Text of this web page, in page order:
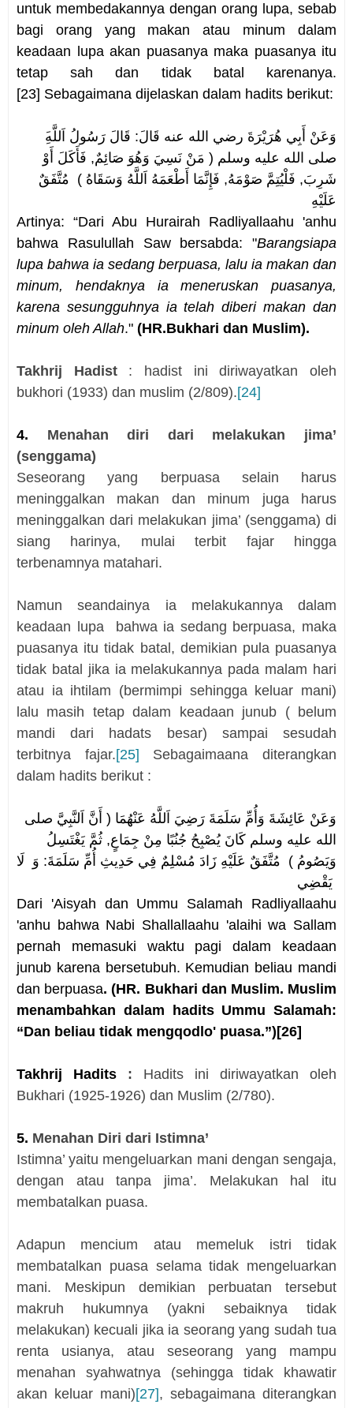
untuk membedakannya dengan orang lupa, sebab
bagi orang yang makan atau minum dalam
keadaan lupa akan puasanya maka puasanya itu
tetap sah dan tidak batal karenanya.
[23] Sebagaimana dijelaskan dalam hadits berikut:
وَعَنْ أَبِي هُرَيْرَةَ رضي الله عنه قَالَ: قَالَ رَسُولُ اَللَّهِ
صلى الله عليه وسلم ( مَنْ نَسِيَ وَهُوَ صَائِمٌ, فَأَكَلَ أَوْ
شَرِبَ, فَلْيُتِمَّ صَوْمَهُ, فَإِنَّمَا أَطْعَمَهُ اَللَّهُ وَسَقَاهُ ) مُتَّفَقٌ
عَلَيْهِ
Artinya: “Dari Abu Hurairah Radliyallaahu 'anhu
bahwa Rasulullah Saw bersabda: "Barangsiapa
lupa bahwa ia sedang berpuasa, lalu ia makan dan
minum, hendaknya ia meneruskan puasanya,
karena sesungguhnya ia telah diberi makan dan
minum oleh Allah." (HR.Bukhari dan Muslim).
Takhrij Hadist: hadist ini diriwayatkan oleh
bukhori (1933) dan muslim (2/809).[24]
4.
Menahan diri dari melakukan jima’
(senggama)
Seseorang yang berpuasa selain harus
meninggalkan makan dan minum juga harus
meninggalkan dari melakukan jima’ (senggama) di
siang harinya, mulai terbit fajar hingga
terbenamnya matahari.
Namun seandainya ia melakukannya dalam
keadaan lupa
bahwa ia sedang berpuasa, maka
puasanya itu tidak batal, demikian pula puasanya
tidak batal jika ia melakukannya pada malam hari
atau ia ihtilam (bermimpi sehingga keluar mani)
lalu masih tetap dalam keadaan junub ( belum
mandi dari hadats besar) sampai sesudah
terbitnya fajar.[25] Sebagaimaana diterangkan
dalam hadits berikut :
وَعَنْ عَائِشَةَ وَأُمِّ سَلَمَةَ رَضِيَ اَللَّهُ عَنْهُمَا ( أَنَّ اَلنَّبِيَّ صلى
الله عليه وسلم كَانَ يُصْبِحُ جُنُبًا مِنْ جِمَاعٍ, ثُمَّ يَغْتَسِلُ
وَيَصُومُ ) مُتَّفَقٌ عَلَيْهِ زَادَ مُسْلِمٌ فِي حَدِيثِ أُمِّ سَلَمَةَ: وَ لَا
يَقْضِي
Dari 'Aisyah dan Ummu Salamah Radliyallaahu
'anhu bahwa Nabi Shallallaahu 'alaihi wa Sallam
pernah memasuki waktu pagi dalam keadaan
junub karena bersetubuh. Kemudian beliau mandi
dan berpuasa. (HR. Bukhari dan Muslim. Muslim
menambahkan dalam hadits Ummu Salamah:
“Dan beliau tidak mengqodlo' puasa.”) [26]
Takhrij Hadits : Hadits ini diriwayatkan oleh
Bukhari (1925-1926) dan Muslim (2/780).
5. Menahan Diri dari Istimna’
Istimna’ yaitu mengeluarkan mani dengan sengaja,
dengan atau tanpa jima’. Melakukan hal itu
membatalkan puasa.
Adapun mencium atau memeluk istri tidak
membatalkan puasa selama tidak mengeluarkan
mani. Meskipun demikian perbuatan tersebut
makruh hukumnya (yakni sebaiknya tidak
melakukan) kecuali jika ia seorang yang sudah tua
renta usianya, atau seseorang yang mampu
menahan syahwatnya (sehingga tidak khawatir
akan keluar mani)[27], sebagaimana diterangkan